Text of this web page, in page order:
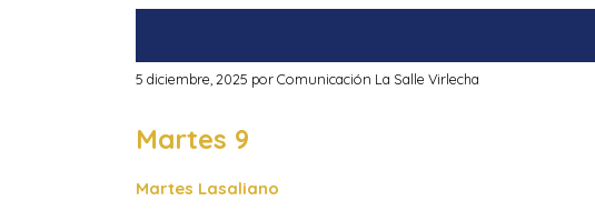
5 diciembre, 2025 porComunicación La Salle Virlecha
Martes 9
Martes Lasaliano